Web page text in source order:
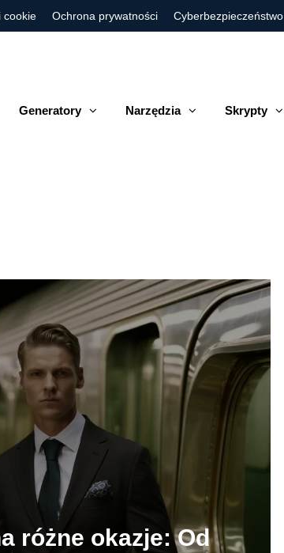
cookie Ochrona prywatności Cyberbezpieczeństwo
Generatory Narzędzia Skrypty
różne okazje: Od